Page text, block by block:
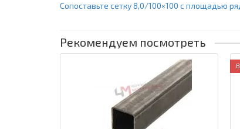
Сопоставьте сетку 8,0/100×100 с площадью
Рекомендуем посмотреть